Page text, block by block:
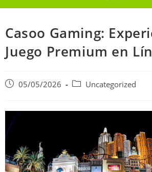
Casoo Gaming:
Juego Premium en
05/05/2026 Uncategorized